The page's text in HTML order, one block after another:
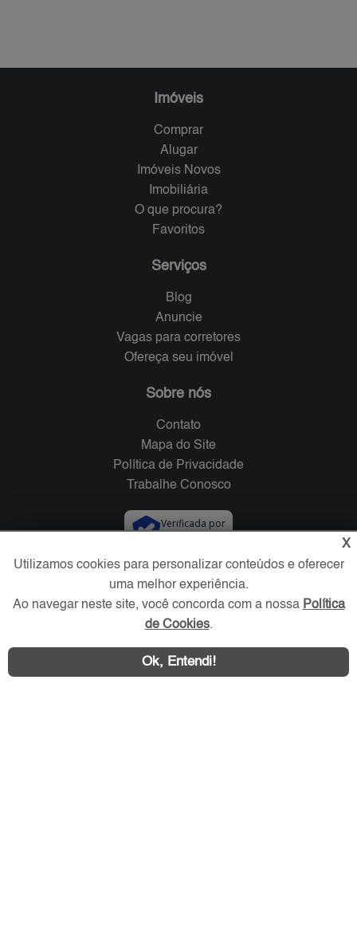
Imóveis
Comprar
Alugar
Imóveis Novos
Imobiliária
O que procura?
Favoritos
Serviços
Blog
Anuncie
Vagas para corretores
Ofereça seu imóvel
Sobre nós
Contato
Mapa do Site
Política de Privacidade
Trabalhe Conosco
Verificada por
Redes Sociais
X
Utilizamos cookies para personalizar conteúdos e oferecer
uma melhor experiência.
Ao navegar neste site, você concorda com a nossa Política
de Cookies.
Ok, Entendi!